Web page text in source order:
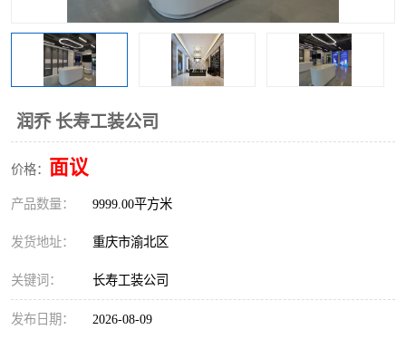
润乔 长寿工装公司
价格： 面议
产品数量： 9999.00平方米
发货地址： 重庆市渝北区
关键词： 长寿工装公司
发布日期： 2026-08-09